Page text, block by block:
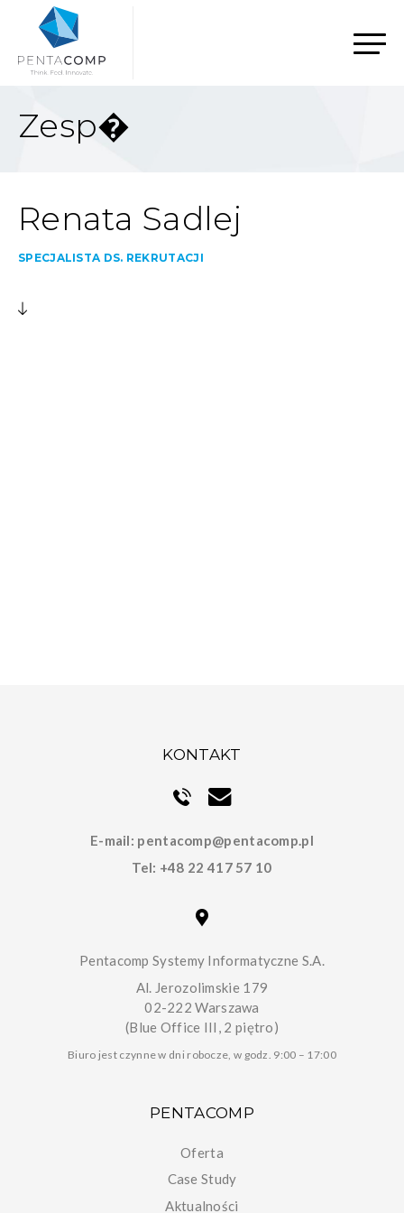
Zesp�
Renata Sadlej
SPECJALISTA DS. REKRUTACJI
KONTAKT
E-mail: pentacomp@pentacomp.pl
Tel: +48 22 417 57 10
Pentacomp Systemy Informatyczne S.A.
Al. Jerozolimskie 179
02-222 Warszawa
(Blue Office III, 2 piętro)
Biuro jest czynne w dni robocze, w godz. 9:00 – 17:00
PENTACOMP
Oferta
Case Study
Aktualności